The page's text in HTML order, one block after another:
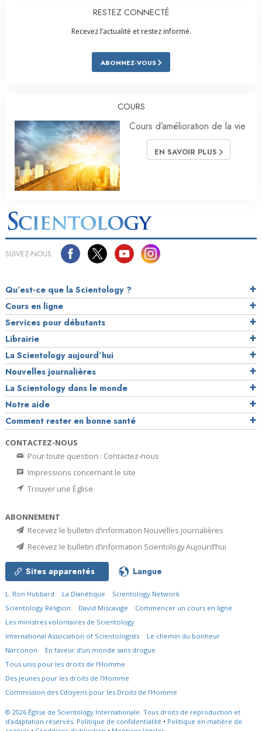
RESTEZ CONNECTÉ
Recevez l’actualité et restez informé.
ABONNEZ-VOUS
COURS
Cours d’amélioration de la vie
EN SAVOIR PLUS
SUIVEZ-NOUS
Qu’est-ce que la Scientology ?
Cours en ligne
Services pour débutants
Librairie
La Scientology aujourd’hui
Nouvelles journalières
La Scientology dans le monde
Notre aide
Comment rester en bonne santé
CONTACTEZ-NOUS
Pour toute question : Contactez-nous
Impressions concernant le site
Trouver une Église
ABONNEMENT
Recevez le bulletin d’information Nouvelles journalières
Recevez le bulletin d’information Scientology Aujourd’hui
Sites apparentés Langue
L. Ron Hubbard La Dianétique
Scientology Network
Scientology Religion
David Miscavige
Commencer un cours en ligne
Les ministres volontaires de Scientology
International Association of Scientologists
Le chemin du bonheur
Narconon
En faveur d’un monde sans drogue
Tous unis pour les droits de l’Homme
Des jeunes pour les droits de l’Homme
Commission des Citoyens pour les Droits de l’Homme
© 2026 Église de Scientology Internationale. Tous droits de reproduction et
d’adaptation réservés. Politique de confidentialité • Politique en matière de